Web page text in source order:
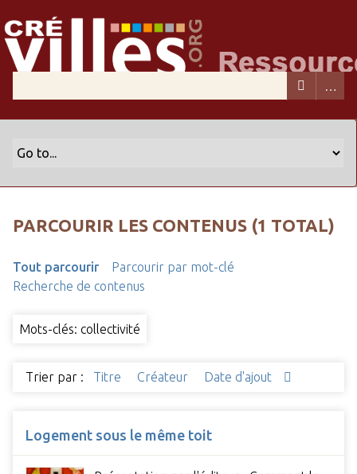
PARCOURIR LES CONTENUS (1 TOTAL)
Tout parcourir
Parcourir par mot-clé
Recherche de contenus
Mots-clés: collectivité
Trier par : Titre Créateur Date d'ajout
Logement sous le même toit